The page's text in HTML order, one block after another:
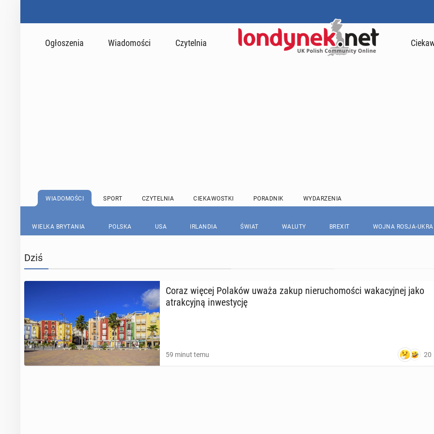
Ogłoszenia Wiadomości Czytelnia
WIADOMOŚCI SPORT CZYTELNIA CIEKAWOSTKI PORADNIK WYDARZENIA
WIELKA BRYTANIA POLSKA USA IRLANDIA ŚWIAT WALUTY BREXIT WOJNA ROSJA-
Dziś
Coraz więcej Polaków uważa zakup nie­ru­cho­mo­ści wa­ka­cyj­nej jako
atrak­cyj­ną in­we­sty­cję
59 minut temu 20